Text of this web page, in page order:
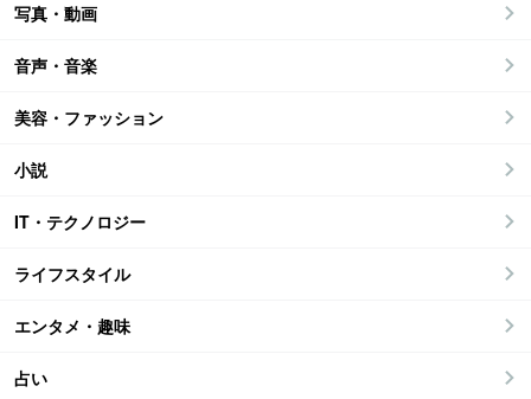
写真・動画
音声・音楽
美容・ファッション
小説
IT・テクノロジー
ライフスタイル
エンタメ・趣味
占い